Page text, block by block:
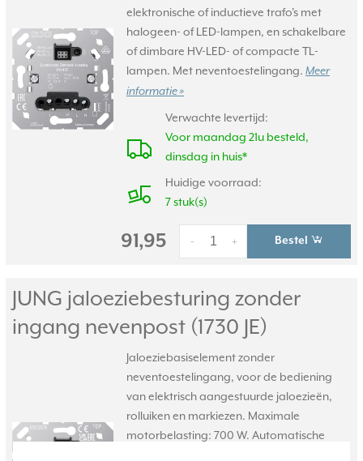
elektronische of inductieve trafo's met
halogeen- of LED-lampen, en schakelbare
of dimbare HV-LED- of compacte TL-
lampen. Met neventoestelingang. Meer
informatie »
Verwachte levertijd:
Voor maandag 21u besteld,
dinsdag in huis*
Huidige voorraad:
7 stuk(s)
91,95 +
- Bestel
JUNG jaloeziebesturing zonder
ingang nevenpost (1730 JE)
Jaloeziebasiselement zonder
neventoestelingang, voor de bediening
van elektrisch aangestuurde jaloezieën,
rolluiken en markiezen. Maximale
motorbelasting: 700 W. Automatische